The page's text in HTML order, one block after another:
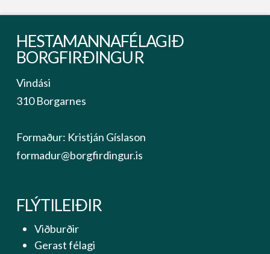
HESTAMANNAFÉLAGIÐ
BORGFIRÐINGUR
Vindási
310 Borgarnes
Formaður: Kristján Gíslason
formadur@borgfirdingur.is
FLÝTILEIÐIR
Viðburðir
Gerast félagi